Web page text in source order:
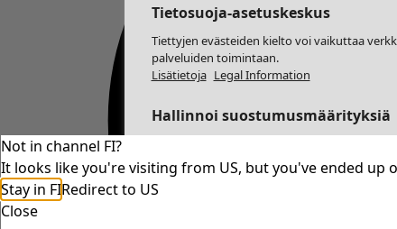
Not in channel FI?
It looks like you're visiting from US, but you've ended up
Stay in FIRedirect to US
Close
Tietosuoja-asetuskeskus
Tiettyjen evästeiden kielto voi vaikuttaa
palveluiden toimintaan.
Lisätietoja Legal Information
Hallinnoi suostumusmäärityksiä
Välttämättömät evästeet